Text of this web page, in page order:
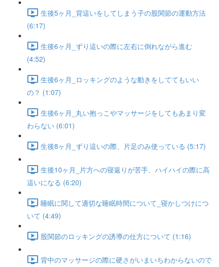
生後5ヶ月_背這いをしてしまう子の股関節の運動方法
(6:17)
生後6ヶ月_ずり這いの際に左右に倒れながら進む
(4:52)
生後6ヶ月_ロッキングのような動きをしててもいい
の？ (1:07)
生後6ヶ月_丸い抱っこやマッサージをしてもあまり変
わらない (6:01)
生後8ヶ月_ずり這いの際、片足のみ使っている (5:17)
生後10ヶ月_片方への寝返りが苦手、ハイハイの際に高
這いになる (6:20)
睡眠に関して適切な睡眠時間について_寝かしつけにつ
いて (4:49)
股関節のロッキングの誘導の仕方について (1:16)
背中のマッサージの際に硬さがいまいちわからないので